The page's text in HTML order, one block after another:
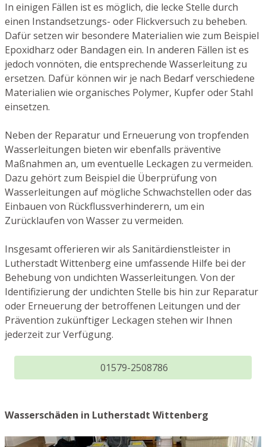
In einigen Fällen ist es möglich, die lecke Stelle durch
einen Instandsetzungs- oder Flickversuch zu beheben.
Dafür setzen wir besondere Materialien wie zum Beispiel
Epoxidharz oder Bandagen ein. In anderen Fällen ist es
jedoch vonnöten, die entsprechende Wasserleitung zu
ersetzen. Dafür können wir je nach Bedarf verschiedene
Materialien wie organisches Polymer, Kupfer oder Stahl
einsetzen.
Neben der Reparatur und Erneuerung von tropfenden
Wasserleitungen bieten wir ebenfalls präventive
Maßnahmen an, um eventuelle Leckagen zu vermeiden.
Dazu gehört zum Beispiel die Überprüfung von
Wasserleitungen auf mögliche Schwachstellen oder das
Einbauen von Rückflussverhinderern, um ein
Zurücklaufen von Wasser zu vermeiden.
Insgesamt offerieren wir als Sanitärdienstleister in
Lutherstadt Wittenberg eine umfassende Hilfe bei der
Behebung von undichten Wasserleitungen. Von der
Identifizierung der undichten Stelle bis hin zur Reparatur
oder Erneuerung der betroffenen Leitungen und der
Prävention zukünftiger Leckagen stehen wir Ihnen
jederzeit zur Verfügung.
01579-2508786
Wasserschäden in Lutherstadt Wittenberg